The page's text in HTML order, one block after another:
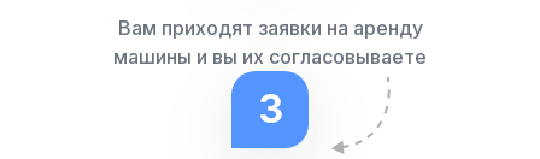
Вам приходят заявки на аренду
машины и вы их согласовываете
3